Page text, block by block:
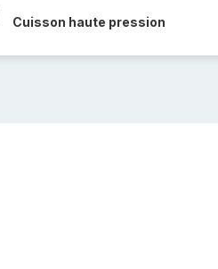
Cuisson haute pression